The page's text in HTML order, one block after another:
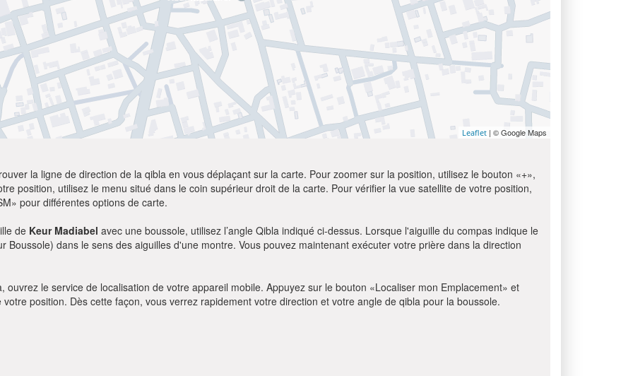
Leaflet | © Google Maps
la ligne de direction de la qibla en vous déplaçant sur la carte. Pour zoomer sur la position, utilisez le bouton «+»,
position, utilisez le menu situé dans le coin supérieur droit de la carte. Pour vérifier la vue satellite de votre position,
pour différentes options de carte.
de Keur Madiabel avec une boussole, utilisez l’angle Qibla indiqué ci-dessus. Lorsque l'aiguille du compas indique le
Boussole) dans le sens des aiguilles d'une montre. Vous pouvez maintenant exécuter votre prière dans la direction
le service de localisation de votre appareil mobile. Appuyez sur le bouton «Localiser mon Emplacement» et
position. Dès cette façon, vous verrez rapidement votre direction et votre angle de qibla pour la boussole.